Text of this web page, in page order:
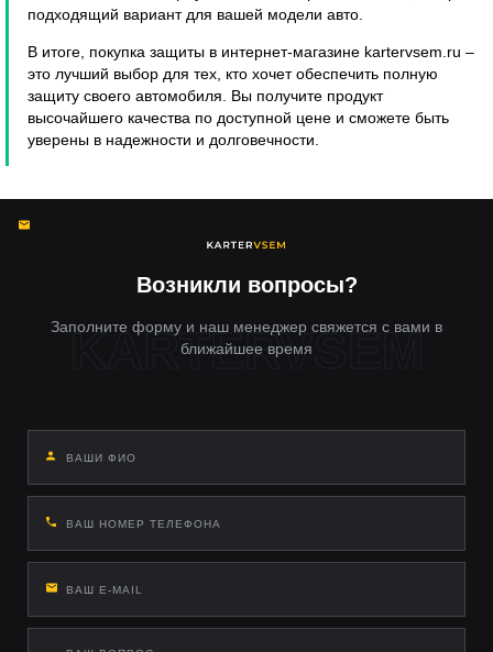
подходящий вариант для вашей модели авто.
В итоге, покупка защиты в интернет-магазине kartervsem.ru –
это лучший выбор для тех, кто хочет обеспечить полную
защиту своего автомобиля. Вы получите продукт
высочайшего качества по доступной цене и сможете быть
уверены в надежности и долговечности.
Возникли вопросы?
Заполните форму и наш менеджер свяжется с вами в
ближайшее время